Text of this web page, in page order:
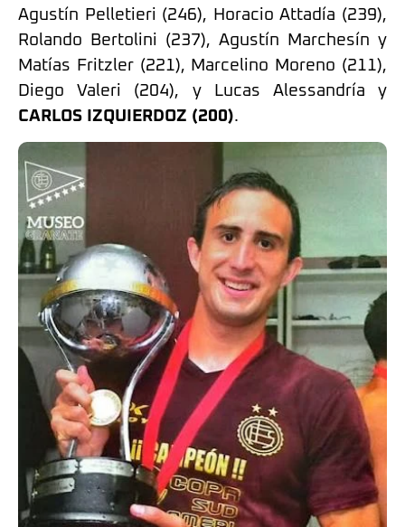
Agustín Pelletieri (246), Horacio Attadía (239),
Rolando Bertolini (237), Agustín Marchesín y
Matías Fritzler (221), Marcelino Moreno (211),
Diego Valeri (204), y Lucas Alessandría y
CARLOS IZQUIERDOZ (200).